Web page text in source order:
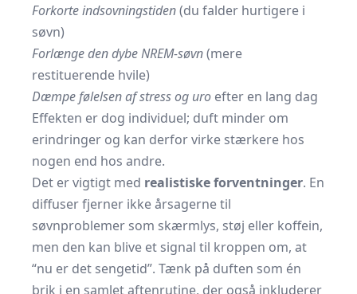
Forkorte indsovningstiden(du falder hurtigere i
søvn)
Forlænge den dybe NREM-søvn(mere
restituerende hvile)
Dæmpe følelsen af stress og uro efter en lang dag
Effekten er dog individuel; duft minder om
erindringer og kan derfor virke stærkere hos
nogen end hos andre.
Det er vigtigt med realistiske forventninger. En
diffuser fjerner ikke årsagerne til
søvnproblemer som skærmlys, støj eller koffein,
men den kan blive et signal til kroppen om, at
“nu er det sengetid”. Tænk på duften som én
brik i en samlet aftenrutine, der også inkluderer